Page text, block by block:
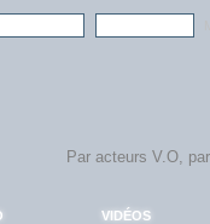
VIDÉOS